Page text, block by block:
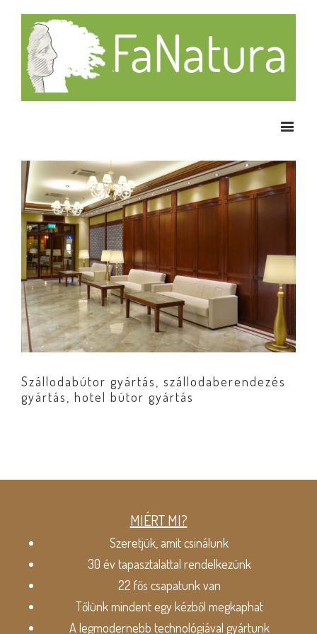
Szállodabútor gyártás,
szállodaberendezés gyártás,
hotel bútor gyártás
Szállodabútor gyártás, szállodaberendezés
gyártás, hotel bútor gyártás
MIÉRT MI?
Szeretjük, amit csinálunk
30 év tapasztalattal rendelkezünk
22 fős csapatunk van
Tőlünk mindent egy kézből megkaphat
A legmodernebb technológiával gyártunk